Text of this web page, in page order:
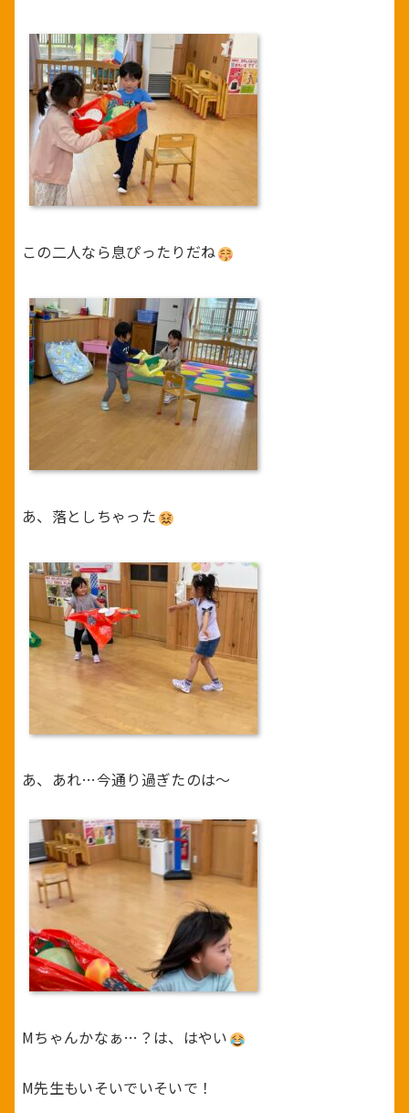
この二人なら息ぴったりだね
あ、落としちゃった
あ、あれ…今通り過ぎたのは～
Mちゃんかなぁ…？は、はやい
M先生もいそいでいそいで！